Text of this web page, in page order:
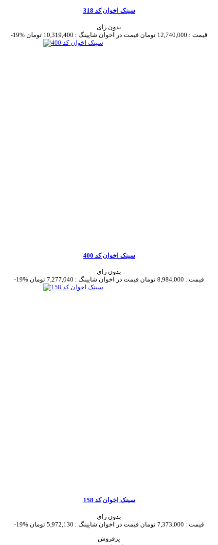
سینک اخوان کد 318
بدون رای
-19%
قیمت : 12,740,000 تومان قیمت در اخوان شاپینگ : 10,319,400 تومان
سینک اخوان کد 400
بدون رای
-19%
قیمت : 8,984,000 تومان قیمت در اخوان شاپینگ : 7,277,040 تومان
سینک اخوان کد 158
بدون رای
-19%
قیمت : 7,373,000 تومان قیمت در اخوان شاپینگ : 5,972,130 تومان
پرفروش